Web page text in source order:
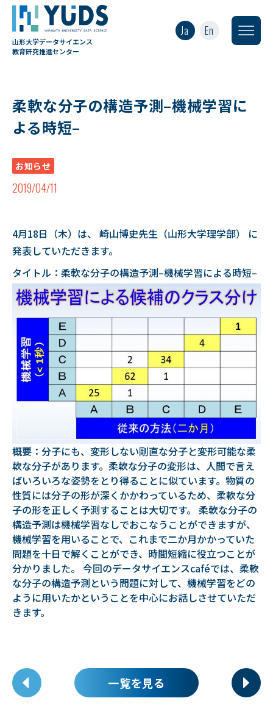
山形大学データサイエンス
教育研究推進センター
Ja En
柔軟な分子の構造予測–機械学習に
よる時短–
お知らせ
2019/04/11
4月18日（木）は、 崎山博史先生（山形大学理学部） に
発表していただきます。
タイトル：柔軟な分子の構造予測–機械学習による時短–
概要：分子にも、変形しない剛直な分子と変形可能な柔
軟な分子があります。柔軟な分子の変形は、人間で言え
ばいろいろな姿勢をとり得ることに似ています。物質の
性質には分子の形が深くかかわっているため、柔軟な分
子の形を正しく予測することは大切です。 柔軟な分子の
構造予測は機械学習なしでおこなうことができますが、
機械学習を用いることで、これまで二か月かかっていた
問題を十日で解くことができ、時間短縮に役立つことが
分かりました。 今回のデータサイエンスcaféでは、柔軟
な分子の構造予測という問題に対して、機械学習をどの
ように用いたかということを中心にお話しさせていただ
きます。
一覧を見る